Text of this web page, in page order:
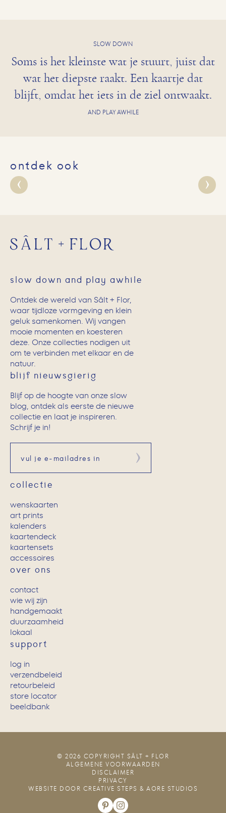
SLOW DOWN
Soms is het kleinste wat je stuurt, juist dat
wat het diepste raakt. Een kaartje dat
blijft, omdat het iets in de ziel ontwaakt.
AND PLAY AWHILE
ontdek ook
slow down and play awhile
Ontdek de wereld van Sâlt + Flor,
waar tijdloze vormgeving en klein
geluk samenkomen. Wij vangen
mooie momenten en koesteren
deze. Onze collecties nodigen uit
om te verbinden met elkaar en de
natuur.
blijf nieuwsgierig
Blijf op de hoogte van onze slow
blog, ontdek als eerste de nieuwe
collectie en laat je inspireren.
Schrijf je in!
Aanmelden
collectie
wenskaarten
art prints
kalenders
kaartendeck
kaartensets
accessoires
over ons
contact
wie wij zijn
handgemaakt
duurzaamheid
lokaal
support
log in
verzendbeleid
retourbeleid
store locator
beeldbank
© 2026 COPYRIGHT SÂLT + FLOR
ALGEMENE VOORWAARDEN
DISCLAIMER
PRIVACY
WEBSITE DOOR CREATIVE STEPS & AORE STUDIOS